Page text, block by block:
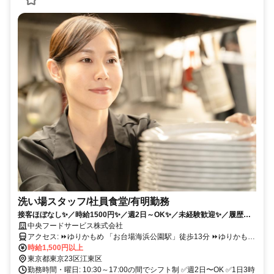
洗い場スタッフ/社員食堂/有明勤務
接客ほぼなし✨／時給1500円✨／週2日～OK✨／未経験歓迎✨／履歴書
不要中央フードサービス株式会社
アクセス: ⏩️ゆりかもめ 「お台場海浜公園駅」徒歩13分 ⏩️ゆりかもめ
「有明テニスの森駅」徒歩15分 ⏩️ゆりかもめ 「東京ビッグサイト
駅」徒歩18分 ⏩️りんかい線「国際展示場駅」徒歩15分 ⏩️都営バス
都05-2/ 海01/ 東16 系統 「有明一丁目」徒歩8分 新橋/豊洲/国際展示
時給1,500円以上
東京都東京23区江東区
勤務時間・曜日: 10:30～17:00の間でシフト制 ✅週2日〜OK ✅1日3時